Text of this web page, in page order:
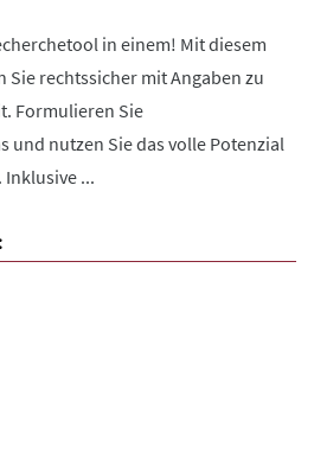
in einem! Mit diesem
rechtssicher mit Angaben zu
Formulieren Sie
und nutzen Sie das volle Potenzial
...